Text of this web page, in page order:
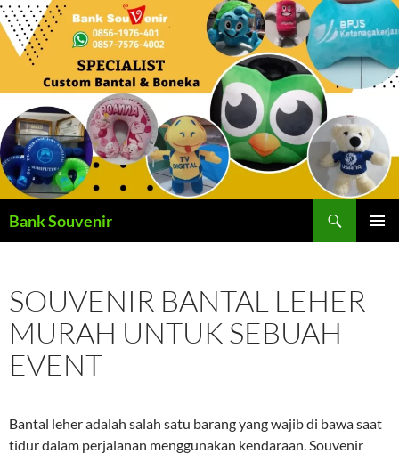
Langsung
ke
Bank Souvenir
SOUVENIR BANTAL LEHER
MURAH UNTUK SEBUAH
EVENT
Bantal leher adalah salah satu barang yang wajib di bawa saat
tidur dalam perjalanan menggunakan kendaraan. Souvenir